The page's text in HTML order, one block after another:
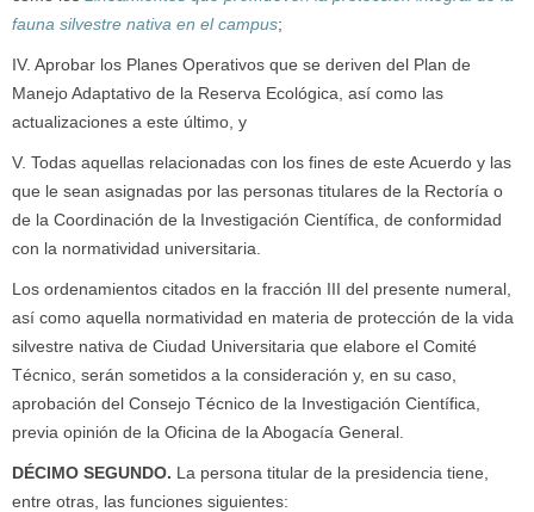
fauna silvestre nativa en el campus;
IV. Aprobar los Planes Operativos que se deriven del Plan de
Manejo Adaptativo de la Reserva Ecológica, así como las
actualizaciones a este último, y
V. Todas aquellas relacionadas con los fines de este Acuerdo y las
que le sean asignadas por las personas titulares de la Rectoría o
de la Coordinación de la Investigación Científica, de conformidad
con la normatividad universitaria.
Los ordenamientos citados en la fracción III del presente numeral,
así como aquella normatividad en materia de protección de la vida
silvestre nativa de Ciudad Universitaria que elabore el Comité
Técnico, serán sometidos a la consideración y, en su caso,
aprobación del Consejo Técnico de la Investigación Científica,
previa opinión de la Oficina de la Abogacía General.
DÉCIMO SEGUNDO. La persona titular de la presidencia tiene,
entre otras, las funciones siguientes: